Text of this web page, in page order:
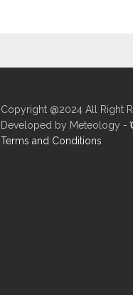
Copyright @2024 All Right
Developed by Meteology -
Terms and Conditions